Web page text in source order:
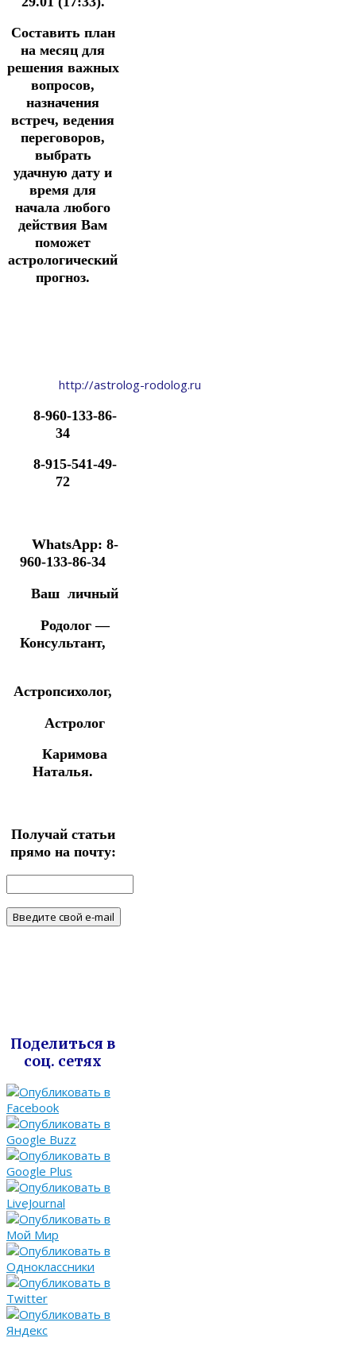
Составить план
на месяц для
решения важных
вопросов,
назначения
встреч, ведения
переговоров,
выбрать
удачную дату и
время для
начала любого
действия Вам
поможет
астрологический
прогноз.
http://astrolog-rodolog.ru
8-960-133-86-
34
8-915-541-49-
72
WhatsApp: 8-
960-133-86-34
Ваш личный
Родолог —
Консультант,
Астропсихолог,
Астролог
Каримова
Наталья.
Получай статьи
прямо на почту:
Поделиться в
соц. сетях